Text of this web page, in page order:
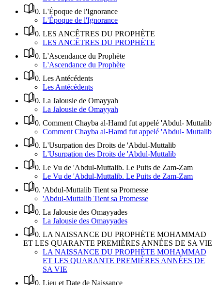
0. L'Époque de l'Ignorance
L'Époque de l'Ignorance
0. LES ANCÊTRES DU PROPHÈTE
LES ANCÊTRES DU PROPHÈTE
0. L'Ascendance du Prophète
L'Ascendance du Prophète
0. Les Antécédents
Les Antécédents
0. La Jalousie de Omayyah
La Jalousie de Omayyah
0. Comment Chayba al-Hamd fut appelé 'Abdul- Muttalib
Comment Chayba al-Hamd fut appelé 'Abdul- Muttalib
0. L'Usurpation des Droits de 'Abdul-Muttalib
L'Usurpation des Droits de 'Abdul-Muttalib
0. Le Vu de 'Abdul-Muttalib. Le Puits de Zam-Zam
Le Vu de 'Abdul-Muttalib. Le Puits de Zam-Zam
0. 'Abdul-Muttalib Tient sa Promesse
'Abdul-Muttalib Tient sa Promesse
0. La Jalousie des Omayyades
La Jalousie des Omayyades
0. LA NAISSANCE DU PROPHÈTE MOHAMMAD
ET LES QUARANTE PREMIÈRES ANNÉES DE SA VIE
LA NAISSANCE DU PROPHÈTE MOHAMMAD
ET LES QUARANTE PREMIÈRES ANNÉES DE
SA VIE
0. Lieu et Date de Naissance